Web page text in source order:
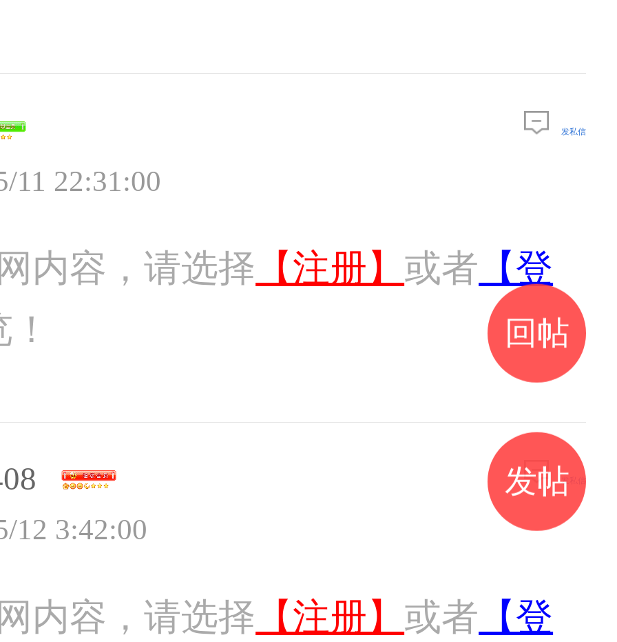
11 22:31:00
发私信
内容，请选择 【注册】 或者 【登
12 3:42:00
发私信
内容，请选择 【注册】 或者 【登
回帖
发帖